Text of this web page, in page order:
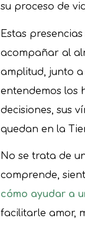
su proceso de
Estas
acompañar al
amplitud, junto
entendemos los
decisiones, sus
quedan en la
No se trata de
comprende,
cómo ayudar a
facilitarle amor,